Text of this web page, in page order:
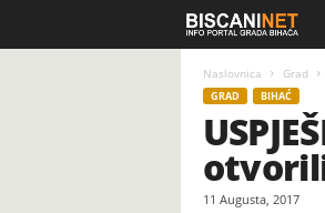
Naslovnica Grad
GRAD BIHAĆ
11 Augusta, 2017